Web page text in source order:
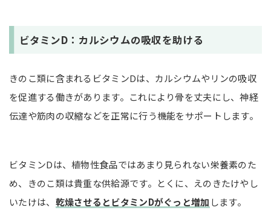
ビタミンD：カルシウムの吸収を助ける
きのこ類に含まれるビタミンDは、カルシウムやリンの吸収
を促進する働きがあります。これにより骨を丈夫にし、神経
伝達や筋肉の収縮などを正常に行う機能をサポートします。
ビタミンDは、植物性食品ではあまり見られない栄養素のた
め、きのこ類は貴重な供給源です。とくに、えのきたけやし
いたけは、 乾燥させるとビタミンDがぐっと増加 します。